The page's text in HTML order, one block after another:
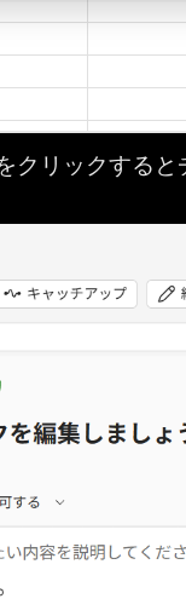
クリックする